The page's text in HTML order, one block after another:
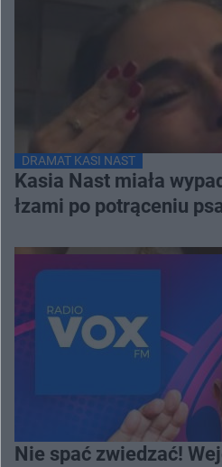
DRAMAT KASI NAST
Kasia Nast miała
łzami po potrąceniu
Nie spać zwiedzać!